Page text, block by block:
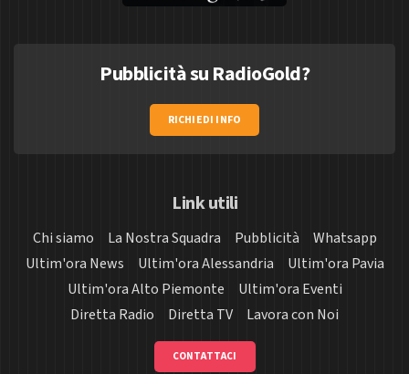
Pubblicità su RadioGold?
RICHIEDI INFO
Link utili
Chi siamo La Nostra Squadra Pubblicità
Whatsapp
Ultim'ora News
Ultim'ora Alessandria
Ultim'ora Pavia
Ultim'ora Alto Piemonte
Ultim'ora Eventi
Diretta Radio
Diretta TV Lavora con Noi
CONTATTACI